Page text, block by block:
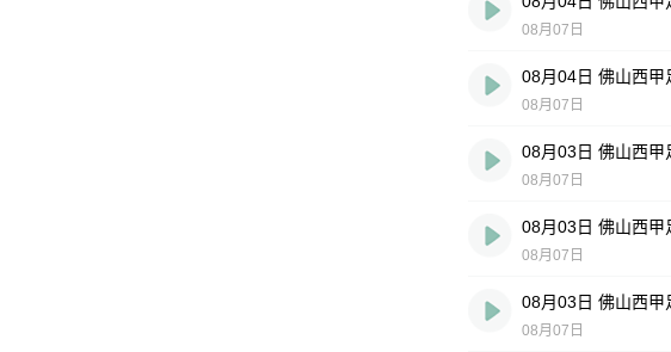
08月07日
08月07日
08月07日
08月07日
08月07日